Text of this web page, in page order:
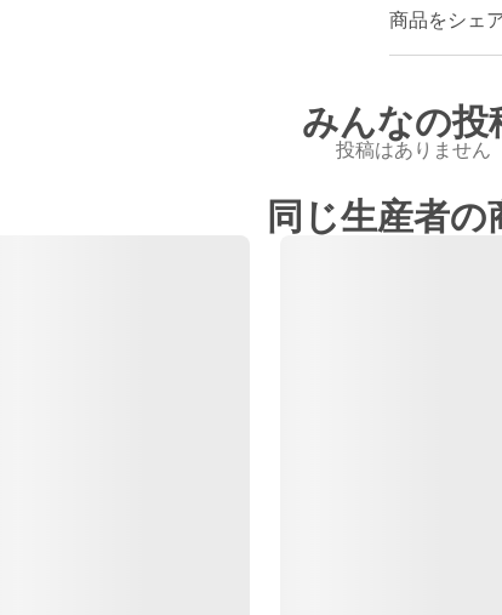
商品をシェ
みんなの投
投稿はありません
同じ生産者の